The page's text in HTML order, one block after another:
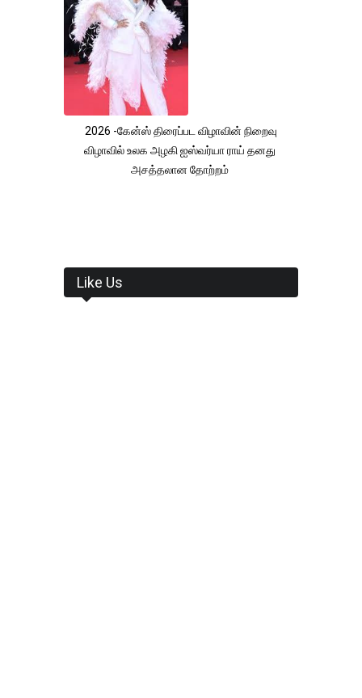
2026 -கேன்ஸ் திரைப்பட விழாவின் நிறைவு
விழாவில் உலக அழகி ஐஸ்வர்யா ராய் தனது
அசத்தலான தோற்றம்
Like Us